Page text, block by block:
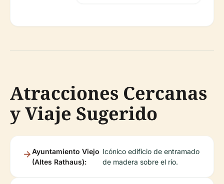
Atracciones Cercanas
y Viaje Sugerido
Ayuntamiento Viejo
(Altes Rathaus):
Icónico edificio de entramado
de madera sobre el río.